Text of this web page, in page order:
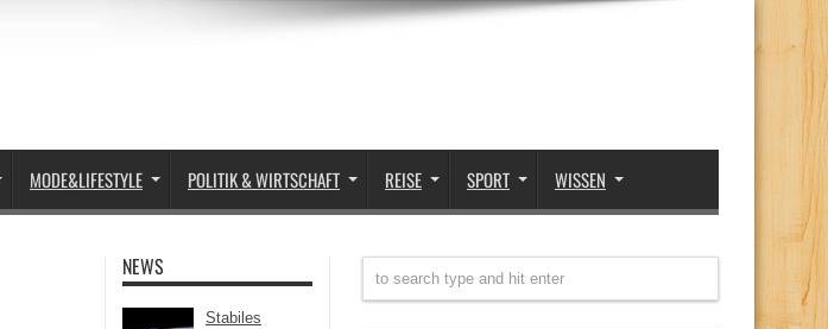
MODE&LIFESTYLE POLITIK & WIRTSCHAFT REISE SPORT WISSEN
NEWS
Stabiles